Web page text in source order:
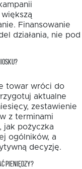
Finansowanie
działania, nie pod
towar wróci do
aktualne
zestawienie
z terminami
jak pożyczka
ogólników, a
decyzję.
PIENIĘDZY?